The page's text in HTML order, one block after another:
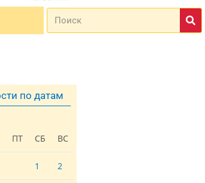
по датам
ПТ СБ ВС
1 2